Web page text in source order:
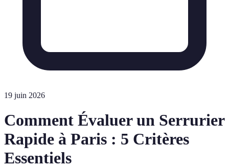
19 juin 2026
Comment Évaluer un Serrurier
Rapide à Paris : 5 Critères
Essentiels